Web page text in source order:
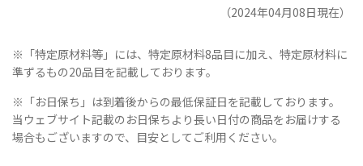
（2024年04月08日現在）
※「特定原材料等」には、特定原材料8品目に加え、特定原材料に
準ずるもの20品目を記載しております。
※「お日保ち」は到着後からの最低保証日を記載しております。
当ウェブサイト記載のお日保ちより長い日付の商品をお届けする
場合もございますので、目安としてご利用ください。